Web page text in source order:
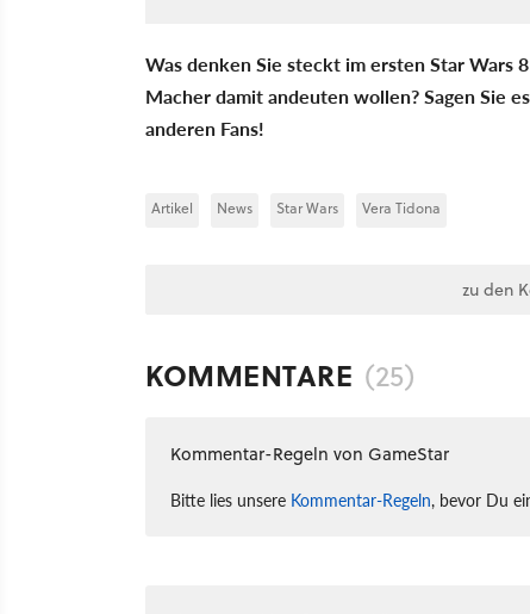
Was denken Sie steckt im ersten Star Wars
Macher damit andeuten wollen? Sagen Sie
anderen Fans!
Artikel News Star Wars Vera Tidona
zu den
KOMMENTARE (25)
Kommentar-Regeln von GameStar
Bitte lies unsere Kommentar-Regeln, bevor Du